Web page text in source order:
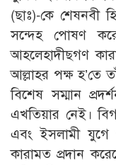
(ছাঃ)-কে শেষনবী
সন্দেহ পোষণ
আহলেহাদীছগণ
আল্লাহর পক্ষ হ’তে
বিশেষ সম্মান
এখতিয়ার নেই।
এবং ইসলামী যুগে
কারামত প্রদান